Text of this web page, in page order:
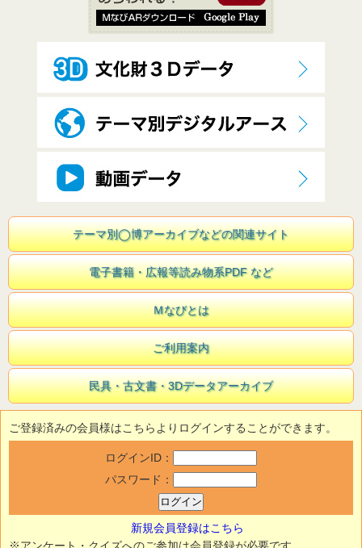
テーマ別◯博アーカイブなどの関連サイト
電子書籍・広報等読み物系PDF など
Ｍなびとは
ご利用案内
民具・古文書・3Dデータアーカイブ
ご登録済みの会員様はこちらよりログインすることができます。
ログインID：
パスワード：
新規会員登録はこちら